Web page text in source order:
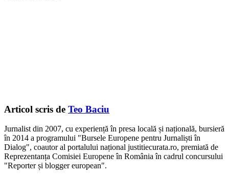
Articol scris de Teo Baciu
Jurnalist din 2007, cu experiență în presa locală și națională, bursieră
în 2014 a programului "Bursele Europene pentru Jurnaliști în
Dialog", coautor al portalului național justitiecurata.ro, premiată de
Reprezentanța Comisiei Europene în România în cadrul concursului
"Reporter și blogger european".